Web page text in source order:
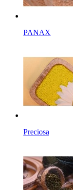
PANAX
Preciosa